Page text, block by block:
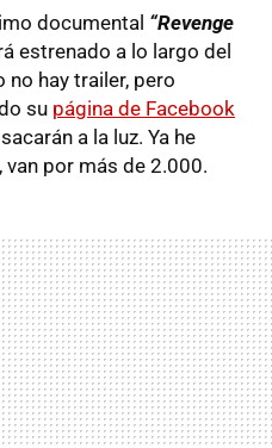
documental “Revenge
estrenado a lo largo del
no hay trailer, pero
su página de Facebook
a la luz. Ya he
por más de 2.000.